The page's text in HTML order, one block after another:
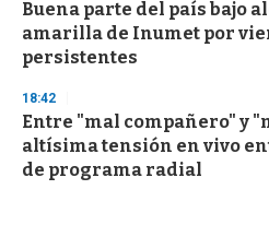
Buena parte del país bajo
amarilla de Inumet por
persistentes
18:42
Entre "mal compañero" y
altísima tensión en vivo
de programa radial